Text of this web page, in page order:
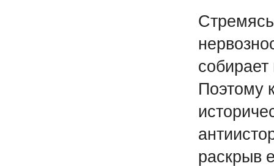
Поэтому
раскрыв